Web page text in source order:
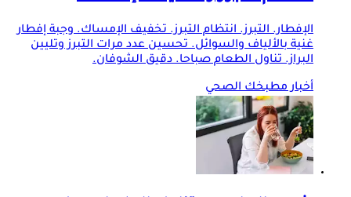
الإفطار. التبرز. انتظام التبرز. تخفيف الإمساك. وجبة إفطار
غنية بالألياف والسوائل. تحسين عدد مرات التبرز وتليين
البراز. تناول الطعام صباحا. دقيق الشوفان.
أخبار مطبخك الصحي